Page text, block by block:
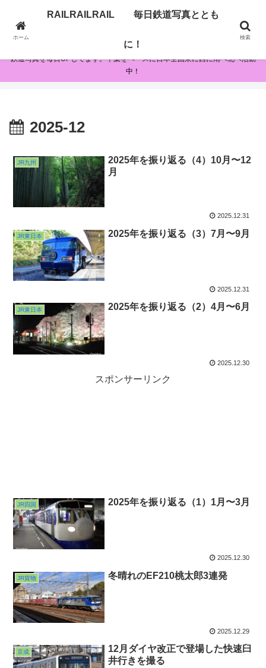
RAILRAILRAIL 毎日鉄道写真とともに！
鉄道写真を毎日UPしてます。千葉をベースに日本全国東に西に南へ北へ活動
中！
2025-12
JR九州
2025年を振り返る（4）10月〜12
月
2025.12.31
JR東日本 2025年を振り返る（3）7月〜9月
2025.12.31
JR東日本 2025年を振り返る（2）4月〜6月
2025.12.30
スポンサーリンク
JR四国 2025年を振り返る（1）1月〜3月
2025.12.30
JR貨物 冬晴れのEF210桃太郎3連発
2025.12.29
京成
12月ダイヤ改正で登場した快速臼
井行きを撮る
ホーム
RAILRAILRAIL 毎日鉄道写真ととも
に！
検索